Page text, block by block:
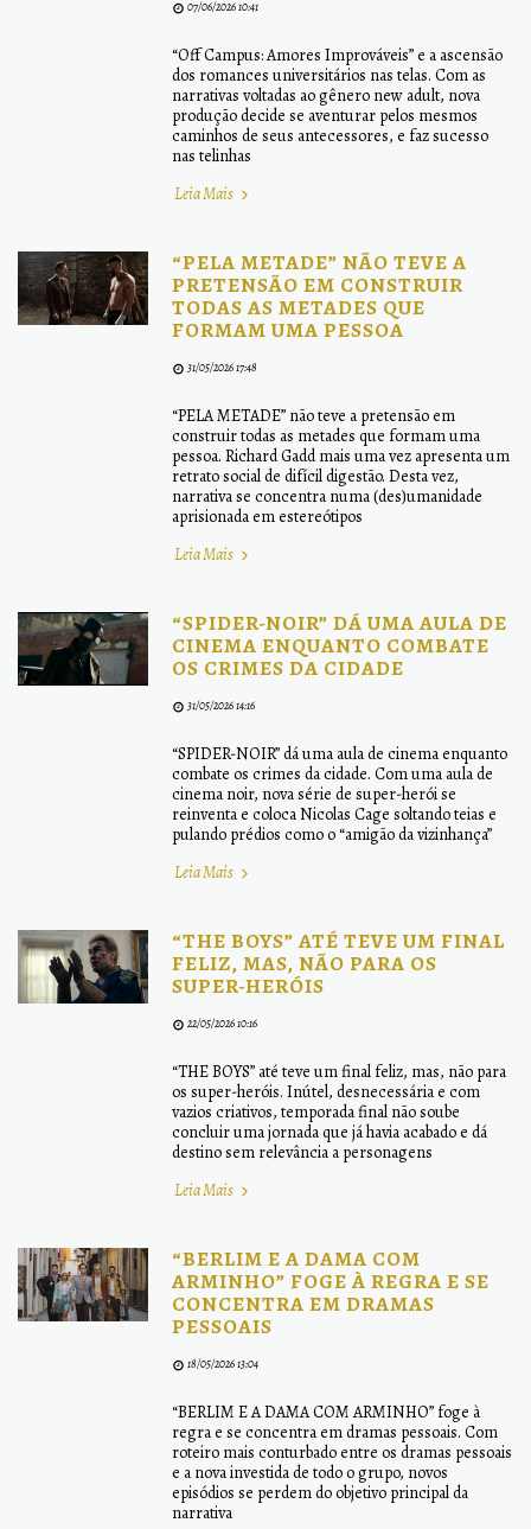
07/06/2026 10:41
“Off Campus: Amores Improváveis” e a ascensão
dos romances universitários nas telas. Com as
narrativas voltadas ao gênero new adult, nova
produção decide se aventurar pelos mesmos
caminhos de seus antecessores, e faz sucesso
nas telinhas
Leia Mais
“PELA METADE” NÃO TEVE A
PRETENSÃO EM CONSTRUIR
TODAS AS METADES QUE
FORMAM UMA PESSOA
31/05/2026 17:48
“PELA METADE” não teve a pretensão em
construir todas as metades que formam uma
pessoa. Richard Gadd mais uma vez apresenta um
retrato social de difícil digestão. Desta vez,
narrativa se concentra numa (des)umanidade
aprisionada em estereótipos
Leia Mais
“SPIDER-NOIR” DÁ UMA AULA DE
CINEMA ENQUANTO COMBATE
OS CRIMES DA CIDADE
31/05/2026 14:16
“SPIDER-NOIR” dá uma aula de cinema enquanto
combate os crimes da cidade. Com uma aula de
cinema noir, nova série de super-herói se
reinventa e coloca Nicolas Cage soltando teias e
pulando prédios como o “amigão da vizinhança”
Leia Mais
“THE BOYS” ATÉ TEVE UM FINAL
FELIZ, MAS, NÃO PARA OS
SUPER-HERÓIS
22/05/2026 10:16
“THE BOYS” até teve um final feliz, mas, não para
os super-heróis. Inútel, desnecessária e com
vazios criativos, temporada final não soube
concluir uma jornada que já havia acabado e dá
destino sem relevância a personagens
Leia Mais
“BERLIM E A DAMA COM
ARMINHO” FOGE À REGRA E SE
CONCENTRA EM DRAMAS
PESSOAIS
18/05/2026 13:04
“BERLIM E A DAMA COM ARMINHO” foge à
regra e se concentra em dramas pessoais. Com
roteiro mais conturbado entre os dramas pessoais
e a nova investida de todo o grupo, novos
episódios se perdem do objetivo principal da
narrativa